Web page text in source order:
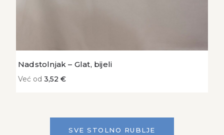
Nadstolnjak – Glat, bijeli
Već od 3,52 €
SVE STOLNO RUBLJE